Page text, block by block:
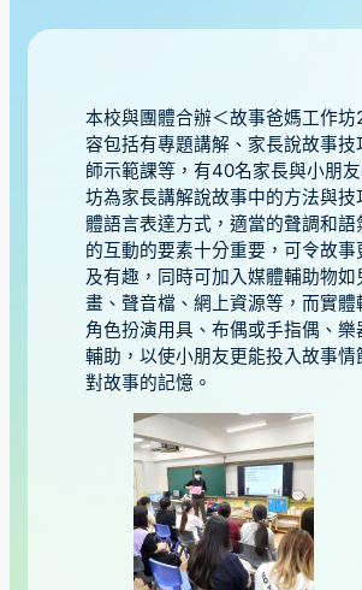
本校與團體合辦＜故事爸媽工作坊
容包括有專題講解、家長說故事技
師示範課等，有40名家長與小朋
坊為家長講解說故事中的方法與技
體語言表達方式，適當的聲調和語
的互動的要素十分重要，可令故事
及有趣，同時可加入媒體輔助物如
畫、聲音檔、網上資源等，而實體
角色扮演用具、布偶或手指偶、樂
輔助，以使小朋友更能投入故事情
對故事的記憶。